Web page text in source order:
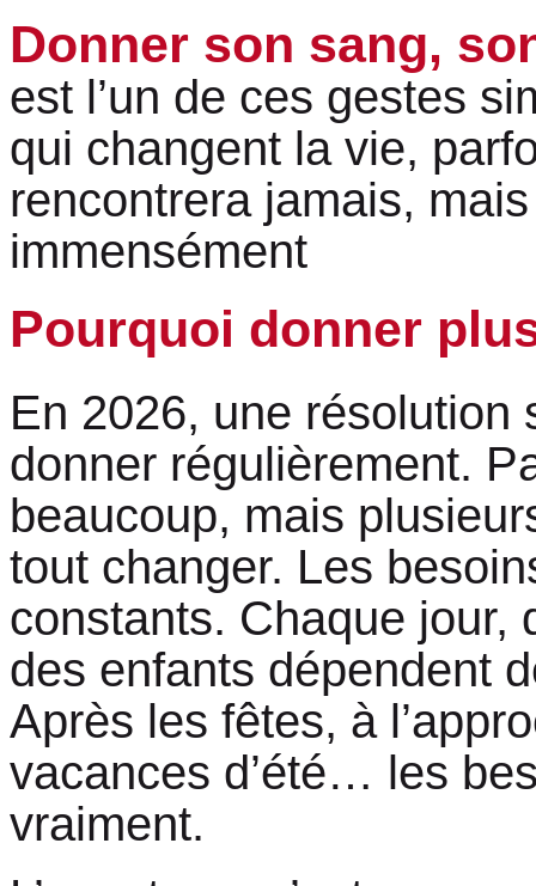
Donner son sang,
est l’un de ces gestes
qui changent la vie,
rencontrera jamais,
immensément
Pourquoi donner
En 2026, une résolution
donner régulièrement.
beaucoup, mais
tout changer. Les
constants. Chaque jour,
des enfants dépendent
Après les fêtes, à
vacances d’été… les
vraiment.